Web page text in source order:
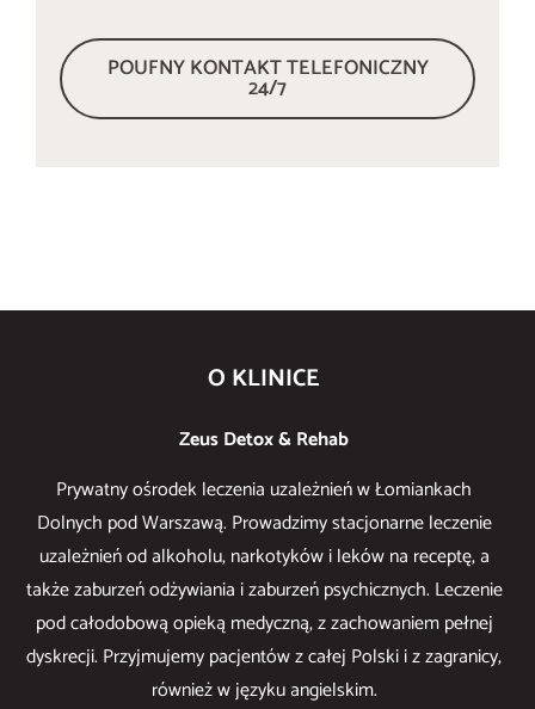
POUFNY KONTAKT TELEFONICZNY
24/7
O KLINICE
Zeus Detox & Rehab
Prywatny ośrodek leczenia uzależnień w Łomiankach
Dolnych pod Warszawą. Prowadzimy stacjonarne leczenie
uzależnień od alkoholu, narkotyków i leków na receptę, a
także zaburzeń odżywiania i zaburzeń psychicznych. Leczenie
pod całodobową opieką medyczną, z zachowaniem pełnej
dyskrecji. Przyjmujemy pacjentów z całej Polski i z zagranicy,
również w języku angielskim.